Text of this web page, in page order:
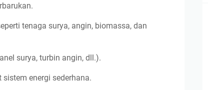
tenaga surya, angin, biomassa, dan
surya, turbin angin, dll.).
energi sederhana.